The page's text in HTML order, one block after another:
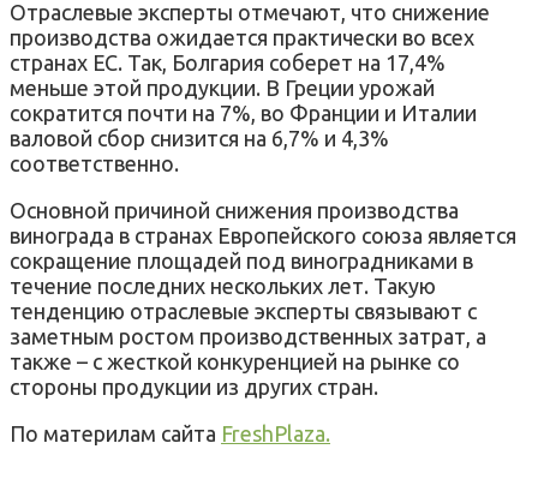
Отраслевые эксперты отмечают, что снижение
производства ожидается практически во всех
странах ЕС. Так, Болгария соберет на 17,4%
меньше этой продукции. В Греции урожай
сократится почти на 7%, во Франции и Италии
валовой сбор снизится на 6,7% и 4,3%
соответственно.
Основной причиной снижения производства
винограда в странах Европейского союза является
сокращение площадей под виноградниками в
течение последних нескольких лет. Такую
тенденцию отраслевые эксперты связывают с
заметным ростом производственных затрат, а
также – с жесткой конкуренцией на рынке со
стороны продукции из других стран.
По материлам сайта FreshPlaza.